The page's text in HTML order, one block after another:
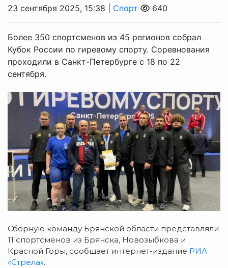
23 сентября 2025, 15:38 | Спорт 640
Более 350 спортсменов из 45 регионов собрал
Кубок России по гиревому спорту. Соревнования
проходили в Санкт-Петербурге с 18 по 22
сентября.
Сборную команду Брянской области представляли
11 спортсменов из Брянска, Новозыбкова и
Красной Горы, сообщает интернет-издание РИА
«Стрела».